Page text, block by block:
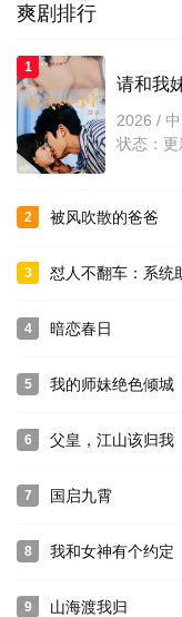
爽剧排行
1
请和我
2026 /
状态：更
2 被风吹散的爸爸
3 怼人不翻车：系统
4 暗恋春日
5 我的师妹绝色倾城
6 父皇，江山该归我
7 国启九霄
8 我和女神有个约定
9 山海渡我归